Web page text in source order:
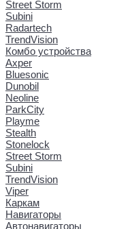
Street Storm
Subini
Radartech
TrendVision
Комбо устройства
Axper
Bluesonic
Dunobil
Neoline
ParkCity
Playme
Stealth
Stonelock
Street Storm
Subini
TrendVision
Viper
Каркам
Навигаторы
Автонавигаторы